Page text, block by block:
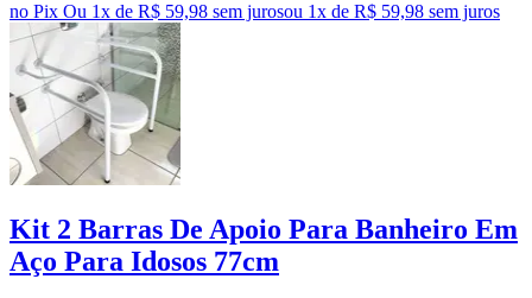
no Pix Ou 1x de R$ 59,98 sem jurosou 1x de R$ 59,98 sem juros
Kit 2 Barras De Apoio Para Banheiro Em
Aço Para Idosos 77cm